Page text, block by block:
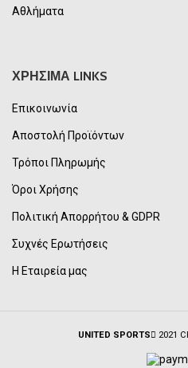
Αθλήματα
ΧΡΗΣΙΜΑ LINKS
Επικοινωνία
Αποστολή Προϊόντων
Τρόποι Πληρωμής
Όροι Χρήσης
Πολιτική Απορρήτου & GDPR
Συχνές Ερωτήσεις
Η Εταιρεία μας
UNITED SPORTS 2021